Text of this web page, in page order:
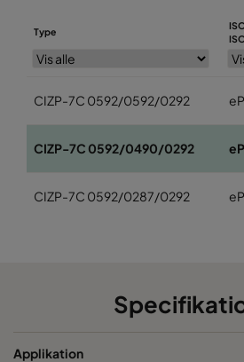
Type
CIZP-7C 0592/0592/0292
CIZP-7C 0592/0490/0292
CIZP-7C 0592/0287/0292
Applikation